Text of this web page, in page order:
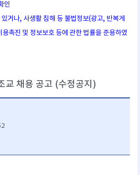
인
거나, 사생활 침해 등 불법정보(광고, 반복게
촉진 및 정보보호 등에 관한 법률을 준용하였
교 채용 공고 (수정공지)